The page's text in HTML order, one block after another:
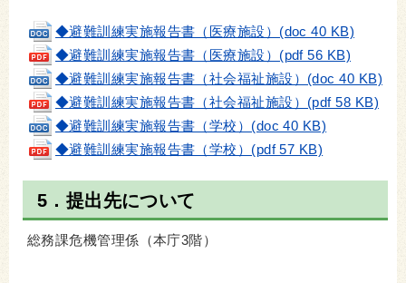
◆避難訓練実施報告書（医療施設）(doc 40 KB)
◆避難訓練実施報告書（医療施設）(pdf 56 KB)
◆避難訓練実施報告書（社会福祉施設）(doc 40 KB)
◆避難訓練実施報告書（社会福祉施設）(pdf 58 KB)
◆避難訓練実施報告書（学校）(doc 40 KB)
◆避難訓練実施報告書（学校）(pdf 57 KB)
5．提出先について
総務課危機管理係（本庁3階）